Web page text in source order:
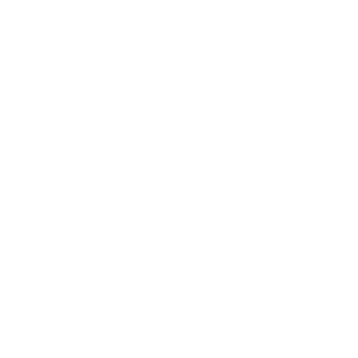
г 5,79
Кальций
Витамин
B12 мкг